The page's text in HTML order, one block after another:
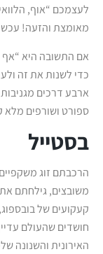
לעצמכם “אוף,
מאומצת והזעה!
אם התשובה היא “אף
כדי לשנות את זה
ארבע דרכים
ספורט ושורפים מלא
בסטייל
הרכבתם זוג
משובצים, גילחתם
קעקועים של
חושדים שהעולם
האירונית והשנונה